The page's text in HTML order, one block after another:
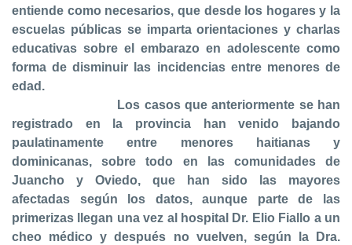
entiende como necesarios, que desde los hogares y la
escuelas públicas se imparta orientaciones y charlas
educativas sobre el embarazo en adolescente como
forma de disminuir las incidencias entre menores de
edad.
Los casos que anteriormente se han
registrado en la provincia han venido bajando
paulatinamente entre menores haitianas y
dominicanas, sobre todo en las comunidades de
Juancho y Oviedo, que han sido las mayores
afectadas según los datos, aunque parte de las
primerizas llegan una vez al hospital Dr. Elio Fiallo a un
cheo médico y después no vuelven, según la Dra.